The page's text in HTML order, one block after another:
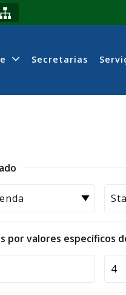
Secretarias
por valores específicos